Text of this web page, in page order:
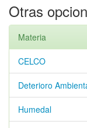
Otras
Materia
CELCO
Deterioro
Humedal